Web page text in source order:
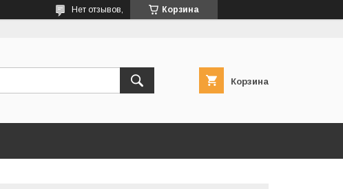
Корзина
Нет отзывов,
Корзина